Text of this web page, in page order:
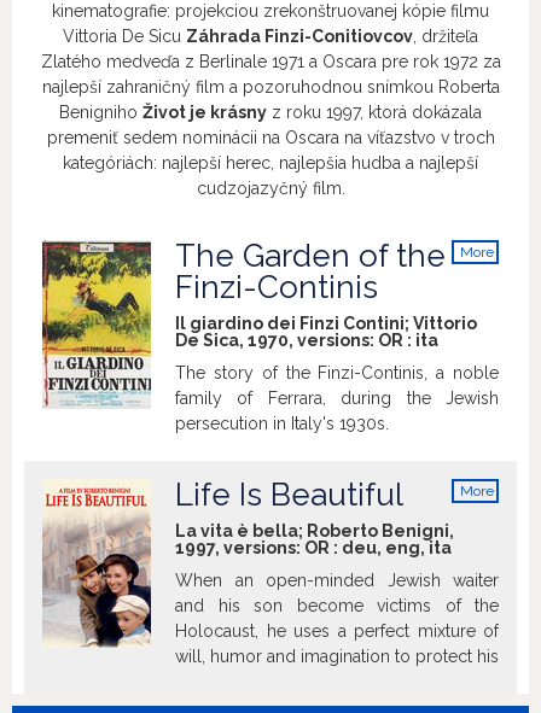
kinematografie: projekciou zrekonštruovanej kópie filmu
Vittoria De Sicu Záhrada Finzi-Conitiovcov , držiteľa
Zlatého medveďa z Berlinale 1971 a Oscara pre rok 1972 za
najlepší zahraničný film a pozoruhodnou snímkou Roberta
Benigniho Život je krásny z roku 1997, ktorá dokázala
premeniť sedem nominácii na Oscara na víťazstvo v troch
kategóriách: najlepší herec, najlepšia hudba a najlepší
cudzojazyčný film.
More
The Garden of the
Finzi-Continis
Il giardino dei Finzi Contini; Vittorio
De Sica, 1970, versions: OR : ita
The story of the Finzi-Continis, a noble
family of Ferrara, during the Jewish
persecution in Italy's 1930s.
More
Life Is Beautiful
La vita è bella; Roberto Benigni,
1997, versions: OR : deu, eng, ita
When an open-minded Jewish waiter
and his son become victims of the
Holocaust, he uses a perfect mixture of
will, humor and imagination to protect his